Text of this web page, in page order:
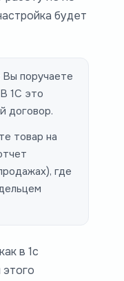
будет
Вы поручаете
1С это
договор.
товар на
где
в 1с